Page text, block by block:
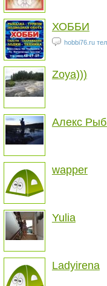
ХОББИ
hobbi76.ru
Zoya)))
Алекс
wapper
Yulia
Ladyirena